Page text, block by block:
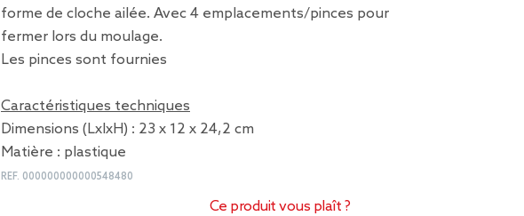
forme de cloche ailée. Avec 4 emplacements/pinces pour
fermer lors du moulage.
Les pinces sont fournies
Caractéristiques techniques
Dimensions (LxlxH) : 23 x 12 x 24,2 cm
Matière : plastique
REF. 000000000000548480
Ce produit vous plaît ?